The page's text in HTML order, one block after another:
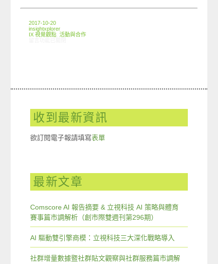
2017-10-20
insightxplorer
IX 視覺觀點 ,活動與合作
收到最新資訊
欲訂閱電子報請填寫表單
最新文章
Comscore AI 報告摘要 & 立視科技 AI 策略與體育
賽事篇市調解析（創市際雙週刊第296期）
AI 驅動雙引擎商模：立視科技三大深化戰略導入
社群增量數據暨社群貼文觀察與社群服務篇市調解